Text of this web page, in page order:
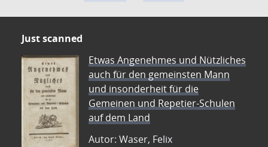
Just scanned
Etwas Angenehmes und Nützliches
auch für den gemeinsten Mann
und insonderheit für die
Gemeinen und Repetier-Schulen
auf dem Land
Autor: Waser, Felix